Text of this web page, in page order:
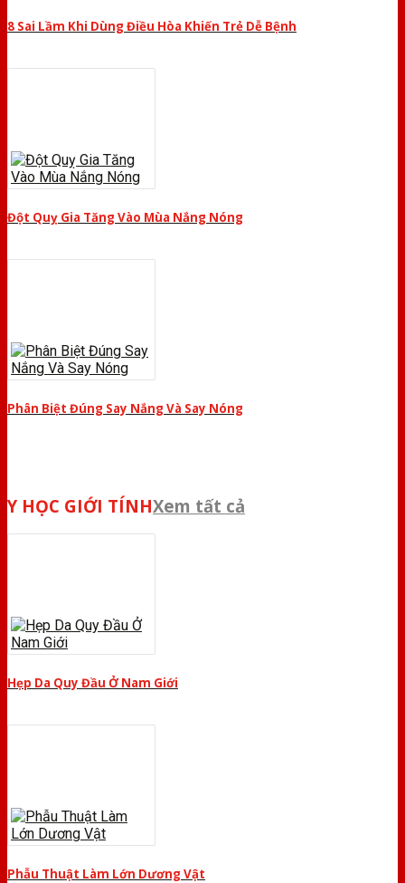
8 Sai Lầm Khi Dùng Điều Hòa Khiến Trẻ Dễ Bệnh
Đột Quỵ Gia Tăng Vào Mùa Nắng Nóng
Phân Biệt Đúng Say Nắng Và Say Nóng
Y HỌC GIỚI TÍNHXem tất cả
Hẹp Da Quy Đầu Ở Nam Giới
Phẫu Thuật Làm Lớn Dương Vật